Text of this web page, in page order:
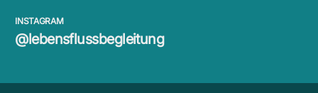
INSTAGRAM
@lebensflussbegleitung